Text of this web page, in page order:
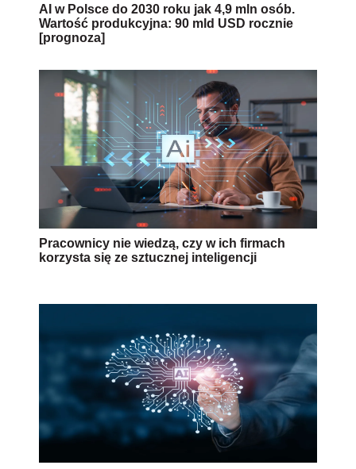
AI w Polsce do 2030 roku jak 4,9 mln osób.
Wartość produkcyjna: 90 mld USD rocznie
[prognoza]
Pracownicy nie wiedzą, czy w ich firmach
korzysta się ze sztucznej inteligencji